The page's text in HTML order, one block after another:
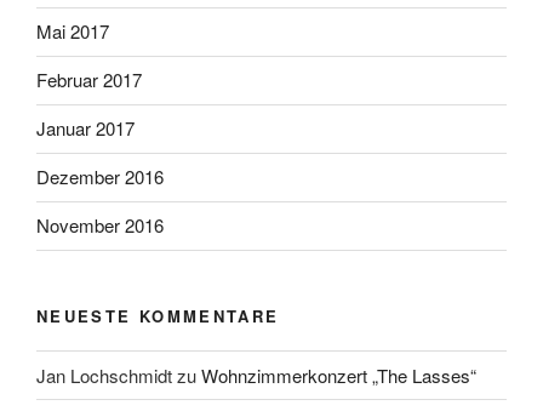
Mai 2017
Februar 2017
Januar 2017
Dezember 2016
November 2016
NEUESTE KOMMENTARE
Jan LochschmidtzuWohnzimmerkonzert „The Lasses“